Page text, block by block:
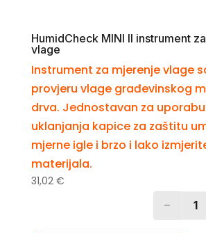
HumidCheck MINI II instrument
vlage
Instrument za mjerenje vlage
provjeru vlage građevinskog
drva. Jednostavan za
uklanjanja kapice za zaštitu
mjerne igle i brzo i lako
materijala.
31,02 €
-